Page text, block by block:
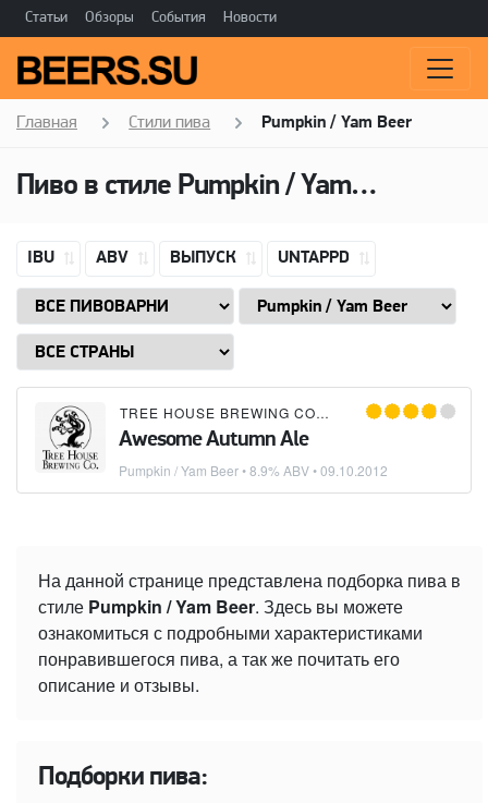
Статьи Обзоры События Новости
Главная Стили пива Pumpkin / Yam Beer
Пиво в стиле Pumpkin / Yam Beer
IBU ABV ВЫПУСК UNTAPPD
TREE HOUSE BREWING COMPANY
Awesome Autumn Ale
Pumpkin / Yam Beer• 8.9% ABV •09.10.2012
На данной странице представлена подборка пива в
стиле Pumpkin / Yam Beer. Здесь вы можете
ознакомиться с подробными характеристиками
понравившегося пива, а так же почитать его
описание и отзывы.
Подборки пива: